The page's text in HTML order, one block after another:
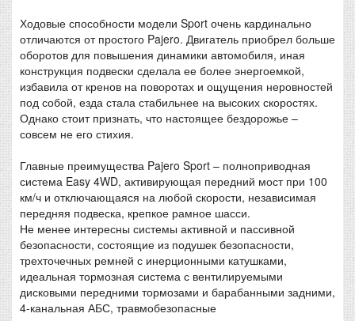
Ходовые способности модели Sport очень кардинально
отличаются от простого Pajero. Двигатель приобрел больше
оборотов для повышения динамики автомобиля, иная
конструкция подвески сделала ее более энергоемкой,
избавила от кренов на поворотах и ощущения неровностей
под собой, езда стала стабильнее на высоких скоростях.
Однако стоит признать, что настоящее бездорожье –
совсем не его стихия.
Главные преимущества Pajero Sport – полноприводная
система Easy 4WD, активирующая передний мост при 100
км/ч и отключающаяся на любой скорости, независимая
передняя подвеска, крепкое рамное шасси.
Не менее интересны системы активной и пассивной
безопасности, состоящие из подушек безопасности,
трехточечных ремней с инерционными катушками,
идеальная тормозная система с вентилируемыми
дисковыми передними тормозами и барабанными задними,
4-канальная АБС, травмобезопасные